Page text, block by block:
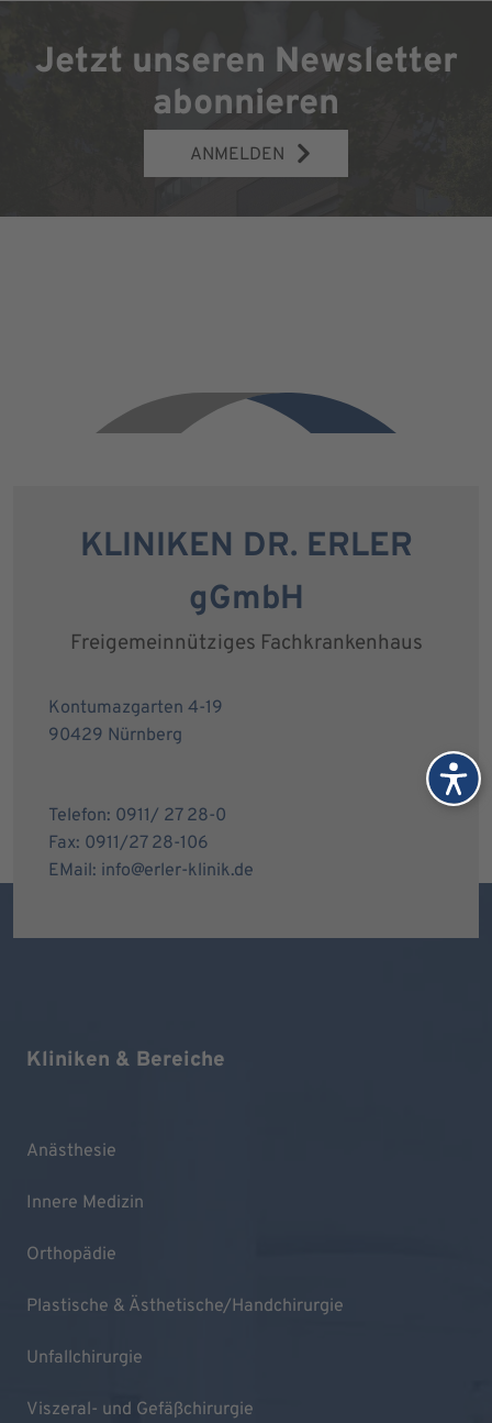
Jetzt unseren Newsletter
abonnieren
ANMELDEN
KLINIKEN DR. ERLER
gGmbH
Freigemeinnütziges Fachkrankenhaus
Kontumazgarten 4-19
90429 Nürnberg
Telefon: 0911/ 27 28-0
Fax: 0911/27 28-106
EMail: info@erler-klinik.de
Kliniken & Bereiche
Anästhesie
Innere Medizin
Orthopädie
Plastische & Ästhetische/Handchirurgie
Unfallchirurgie
Viszeral- und Gefäßchirurgie